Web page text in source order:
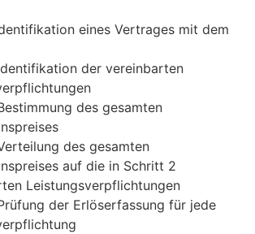
eines Vertrages mit dem
der vereinbarten
des gesamten
des gesamten
auf die in Schritt 2
Leistungsverpflichtungen
der Erlöserfassung für jede